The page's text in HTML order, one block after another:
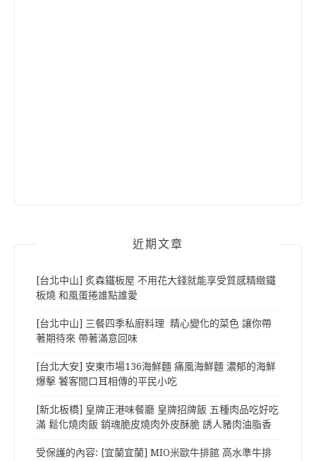
近期文章
[台北中山] 炙森鐵板屋 不用花大錢就能享受質感精緻鐵
板燒 和風蛋捲誰點誰愛
[台北中山] 三餐四季私廚料理 精心變化的菜色 讓你帶
著期待來 帶著滿意回味
[台北大安] 安東市場136海鮮麵 痛風海鮮麵 濃郁的海鮮
爆擊 饕客間口耳相傳的平民小吃
[新北板橋] 皇牌正港味餐廳 皇牌招牌飯 五種肉品吃好吃
滿 鬆化燒肉飯 銷魂脆皮燒肉外皮酥脆 誘人豬肉油脂香
受保護的內容: [宜蘭宜蘭] MIO米歐牛排館 高水準牛排